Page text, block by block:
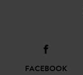
FACEBOOK